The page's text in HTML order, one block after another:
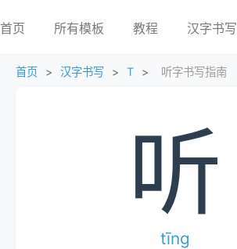
首页 所有模板 教程 汉字书写
首页 > 汉字书写 > T > 听字书写指南
听
tīng